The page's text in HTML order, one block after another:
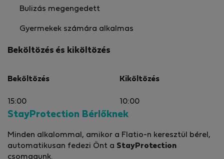
Bulizás megengedett
Gyermekek számára alkalmas
Beköltözés és kiköltözés
Beköltözés
15:00
Kiköltözés
10:00
StayProtection Bérlőknek
Minden alkalommal, amikor a Flatio-n keresztül bérel,
automatikusan fedezi Önt a StayProtection
csomagunk.